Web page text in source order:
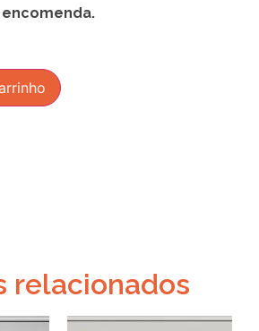
relacionados